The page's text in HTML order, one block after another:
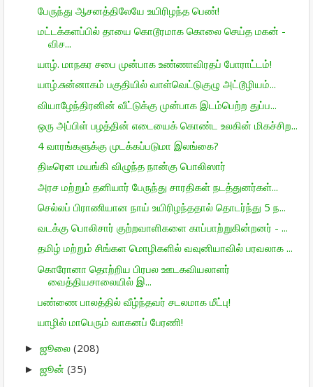
பேருந்து ஆசனத்திலேயே உயிரிழந்த பெண்!
மட்டக்களப்பில் தாயை கொடூரமாக கொலை செய்த மகன் -
விச...
யாழ். மாநகர சபை முன்பாக உண்ணாவிரதப் போராட்டம்!
யாழ்.சுன்னாகம் பகுதியில் வாள்வெட்டுகுழு அட்டூழியம்...
வியாழேந்திரனின் வீட்டுக்கு முன்பாக இடம்பெற்ற துப்ப...
ஒரு அப்பிள் பழத்தின் எடையைக் கொண்ட உலகின் மிகச்சிற...
4 வாரங்களுக்கு முடக்கப்படுமா இலங்கை?
திடீரென மயங்கி விழுந்த நான்கு பொலிஸார்
அரச மற்றும் தனியார் பேருந்து சாரதிகள் நடத்துனர்கள்...
செல்லப் பிராணியான நாய் உயிரிழந்ததால் தொடர்ந்து 5 ந...
வடக்கு பொலிசார் குற்றவாளிகளை காப்பாற்றுகின்றனர் - ...
தமிழ் மற்றும் சிங்கள மொழிகளில் வவுனியாவில் பரவலாக ...
கொரோனா தொற்றிய பிரபல ஊடகவியலாளர்
வைத்தியசாலையில் இ...
பண்ணை பாலத்தில் வீழ்ந்தவர் சடலமாக மீட்பு!
யாழில் மாபெரும் வாகனப் பேரணி!
► ஜூலை (208)
► ஜூன் (35)